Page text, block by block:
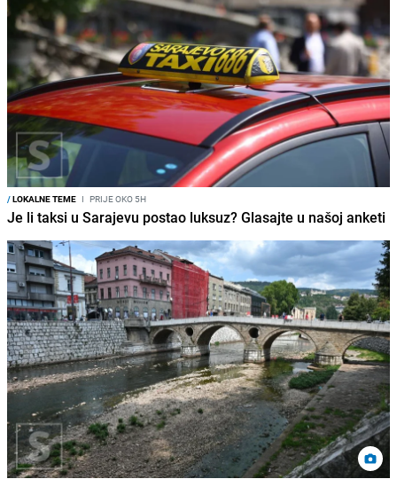
/LOKALNE TEME I PRIJE OKO 5H
Je li taksi u Sarajevu postao luksuz? Glasajte u našoj anketi